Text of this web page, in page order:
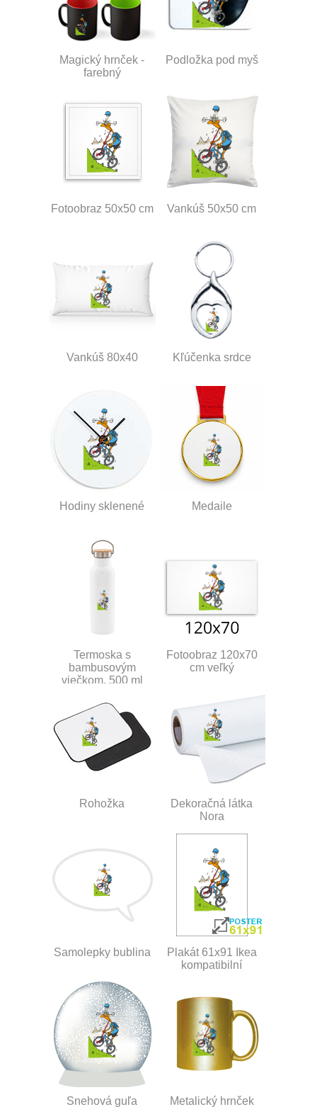
Magický hrnček -
farebný
Podložka pod myš
Fotoobraz 50x50 cm Vankúš 50x50 cm
Vankúš 80x40 Kľúčenka srdce
Hodiny sklenené Medaile
Termoska s
bambusovým
viečkom, 500 ml
Fotoobraz 120x70
cm veľký
Rohožka
Dekoračná látka
Nora
Samolepky bublina
Plakát 61x91 Ikea
kompatibilní
Snehová guľa Metalický hrnček